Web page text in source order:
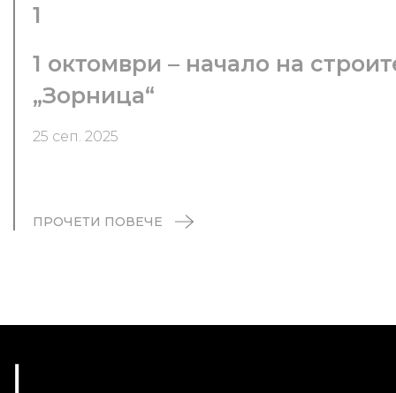
1
1 октомври – начало на
„Зорница“
25 сеп. 2025
ПРОЧЕТИ ПОВЕЧЕ